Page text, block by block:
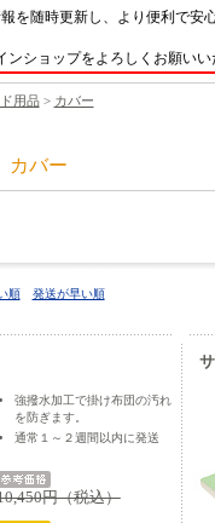
を随時更新し、より便利で安
ンショップをよろしくお願いい
用品> カバー
カバー
順 発送が早い順
強撥水加工で掛け布団の汚れ
を防ぎます。
通常１～２週間以内に発送
円（税込）